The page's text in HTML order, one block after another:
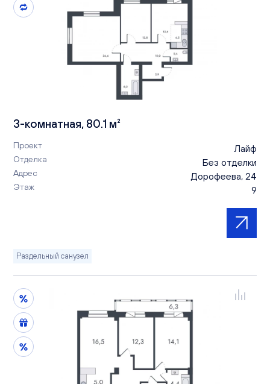
3-комнатная, 80.1 м²
Проект Лайф
Отделка Без отделки
Адрес Дорофеева, 24
Этаж 9
Раздельный санузел